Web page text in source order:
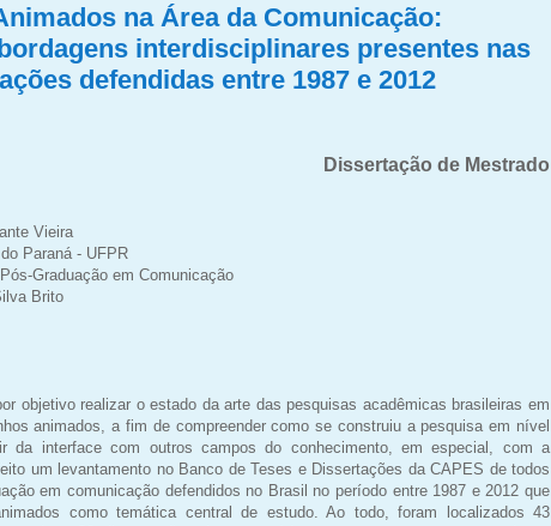
na Área da Comunicação:
interdisciplinares presentes nas
defendidas entre 1987 e 2012
Dissertação de Mestrado
Vieira
Paraná - UFPR
Graduação em Comunicação
Brito
objetivo realizar o estado da arte das pesquisas acadêmicas brasileiras em
animados, a fim de compreender como se construiu a pesquisa em nível
da interface com outros campos do conhecimento, em especial, com a
um levantamento no Banco de Teses e Dissertações da CAPES de todos
em comunicação defendidos no Brasil no período entre 1987 e 2012 que
como temática central de estudo. Ao todo, foram localizados 43